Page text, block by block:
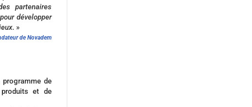
partenaires
développer
. »
de Novadem
programme de
et de